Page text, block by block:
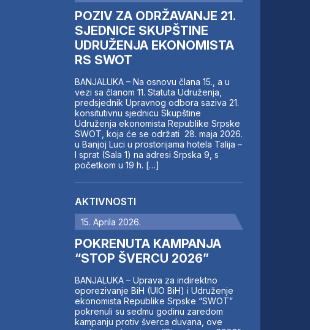
POZIV ZA ODRŽAVANJE 21.
SJEDNICE SKUPŠTINE
UDRUŽENJA EKONOMISTA
RS SWOT
BANJALUKA – Na osnovu člana 15., a u
vezi sa članom 11. Statuta Udruženja,
predsjednik Upravnog odbora saziva 21.
konsitutivnu sjednicu Skupštine
Udruženja ekonomista Republike Srpske
SWOT, koja će se održati 28. maja 2026.
u Banjoj Luci u prostorijama hotela Talija –
I sprat (Sala 1) na adresi Srpska 9, s
početkom u 19 h. […]
AKTIVNOSTI
15. Aprila 2026.
POKRENUTA KAMPANJA
“STOP ŠVERCU 2026”
BANJALUKA – Uprava za indirektno
oporezivanje BiH (UIO BiH) i Udruženje
ekonomista Republike Srpske “SWOT”
pokrenuli su sedmu godinu zaredom
kampanju protiv šverca duvana, ove